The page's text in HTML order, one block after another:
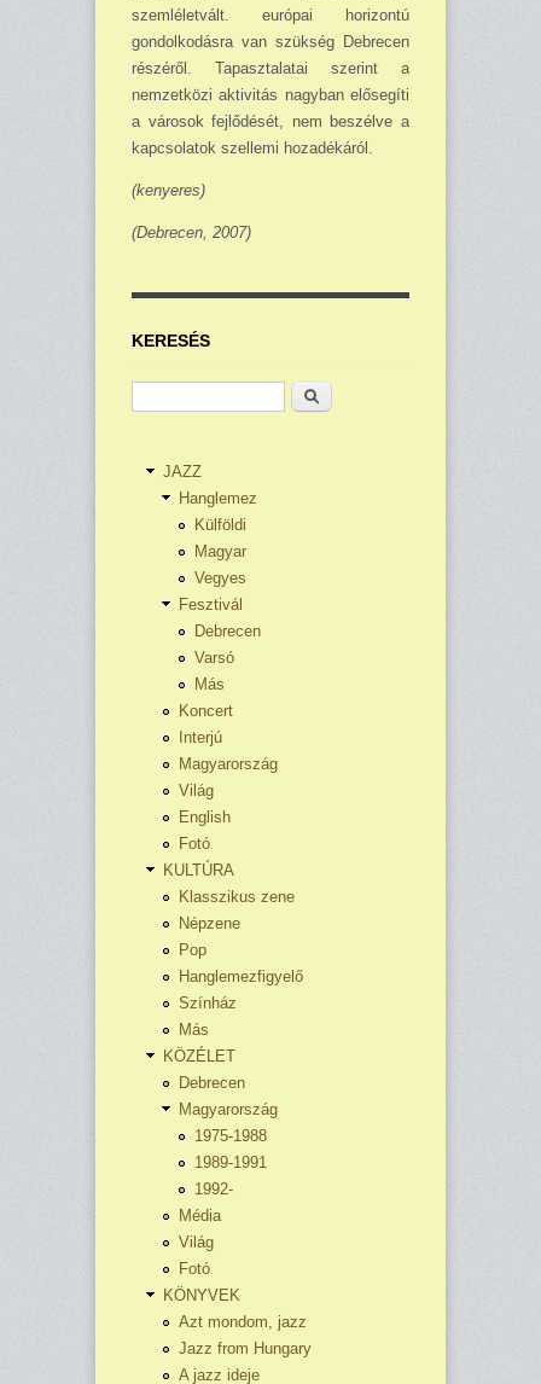
szemléletvált. európai horizontú
gondolkodásra van szükség Debrecen
részéről. Tapasztalatai szerint a
nemzetközi aktivitás nagyban elősegíti
a városok fejlődését, nem beszélve a
kapcsolatok szellemi hoza­dé­káról.
(kenyeres)
(Debrecen, 2007)
KERESÉS
Keresés
JAZZ
Hanglemez
Külföldi
Magyar
Vegyes
Fesztivál
Debrecen
Varsó
Más
Koncert
Interjú
Magyarország
Világ
English
Fotó
KULTÚRA
Klasszikus zene
Népzene
Pop
Hanglemezfigyelő
Színház
Más
KÖZÉLET
Debrecen
Magyarország
1975-1988
1989-1991
1992-
Média
Világ
Fotó
KÖNYVEK
Azt mondom, jazz
Jazz from Hungary
A jazz ideje